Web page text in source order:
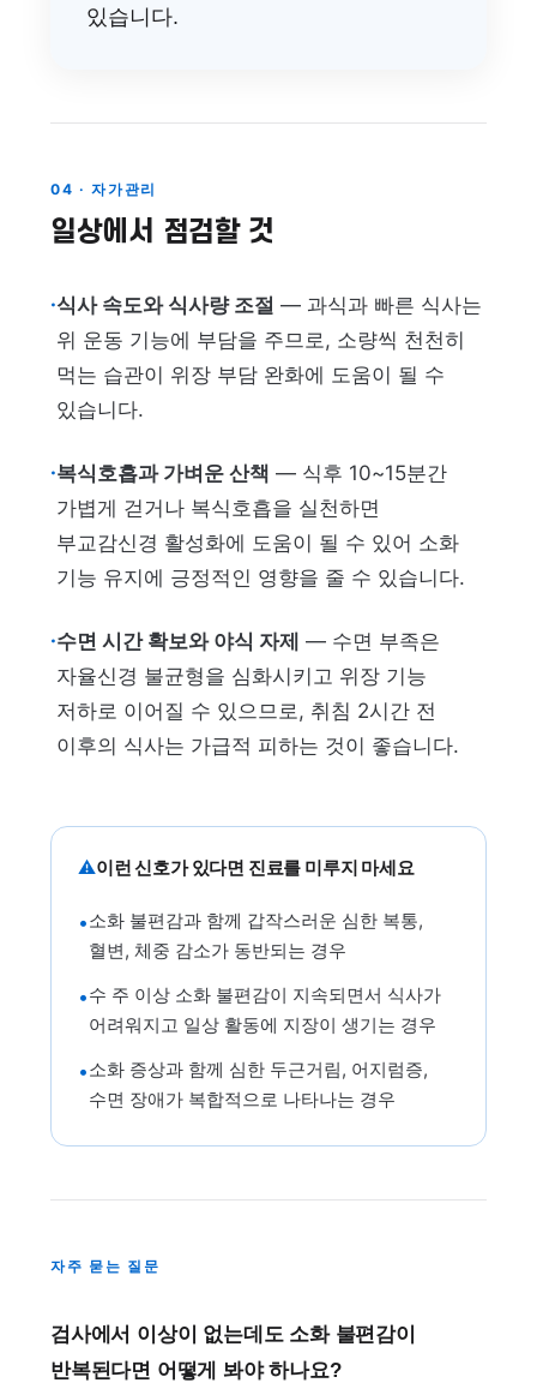
있습니다.
04 · 자가관리
일상에서 점검할 것
·식사 속도와 식사량 조절 — 과식과 빠른 식사는
위 운동 기능에 부담을 주므로, 소량씩 천천히
먹는 습관이 위장 부담 완화에 도움이 될 수
있습니다.
·복식호흡과 가벼운 산책 — 식후 10~15분간
가볍게 걷거나 복식호흡을 실천하면
부교감신경 활성화에 도움이 될 수 있어 소화
기능 유지에 긍정적인 영향을 줄 수 있습니다.
·수면 시간 확보와 야식 자제 — 수면 부족은
자율신경 불균형을 심화시키고 위장 기능
저하로 이어질 수 있으므로, 취침 2시간 전
이후의 식사는 가급적 피하는 것이 좋습니다.
⚠이런 신호가 있다면 진료를 미루지 마세요
•소화 불편감과 함께 갑작스러운 심한 복통,
혈변, 체중 감소가 동반되는 경우
•수 주 이상 소화 불편감이 지속되면서 식사가
어려워지고 일상 활동에 지장이 생기는 경우
•소화 증상과 함께 심한 두근거림, 어지럼증,
수면 장애가 복합적으로 나타나는 경우
자주 묻는 질문
검사에서 이상이 없는데도 소화 불편감이
반복된다면 어떻게 봐야 하나요?